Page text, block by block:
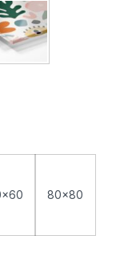
Flottant
Tableau Plexiglas
Papier Photo
80x80